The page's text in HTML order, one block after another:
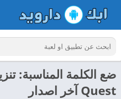
Quest آخر اصدار